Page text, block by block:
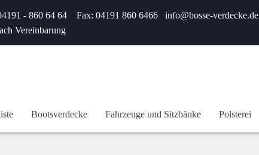
- 860 64 64 Fax: 04191 860 6466 info@bosse-verdecke.de
Vereinbarung
Bootsverdecke Fahrzeuge und Sitzbänke Polsterei